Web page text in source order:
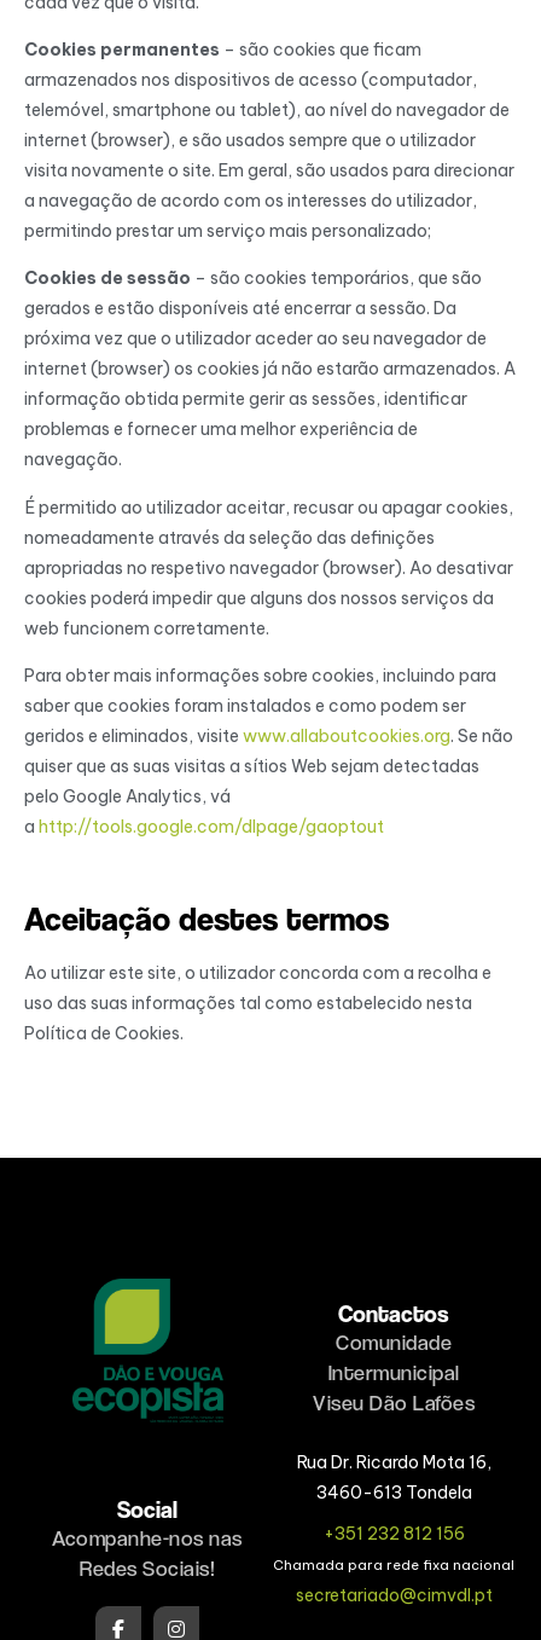
Cookies permanentes – são cookies que ficam
armazenados nos dispositivos de acesso (computador,
telemóvel, smartphone ou tablet), ao nível do navegador de
internet (browser), e são usados sempre que o utilizador
visita novamente o site. Em geral, são usados para direcionar
a navegação de acordo com os interesses do utilizador,
permitindo prestar um serviço mais personalizado;
Cookies de sessão – são cookies temporários, que são
gerados e estão disponíveis até encerrar a sessão. Da
próxima vez que o utilizador aceder ao seu navegador de
internet (browser) os cookies já não estarão armazenados. A
informação obtida permite gerir as sessões, identificar
problemas e fornecer uma melhor experiência de
navegação.
É permitido ao utilizador aceitar, recusar ou apagar cookies,
nomeadamente através da seleção das definições
apropriadas no respetivo navegador (browser). Ao desativar
cookies poderá impedir que alguns dos nossos serviços da
web funcionem corretamente.
Para obter mais informações sobre cookies, incluindo para
saber que cookies foram instalados e como podem ser
geridos e eliminados, visite www.allaboutcookies.org. Se não
quiser que as suas visitas a sítios Web sejam detectadas
pelo Google Analytics, vá
a http://tools.google.com/dlpage/gaoptout
Aceitação destes termos
Ao utilizar este site, o utilizador concorda com a recolha e
uso das suas informações tal como estabelecido nesta
Política de Cookies.
Social
Acompanhe-nos nas
Redes Sociais!
Contactos
Comunidade
Intermunicipal
Viseu Dão Lafões
Rua Dr. Ricardo Mota 16,
3460-613 Tondela
+351 232 812 156
Chamada para rede fixa nacional
secretariado@cimvdl.pt